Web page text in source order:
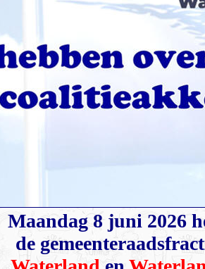
Maandag 8 juni 2026
de